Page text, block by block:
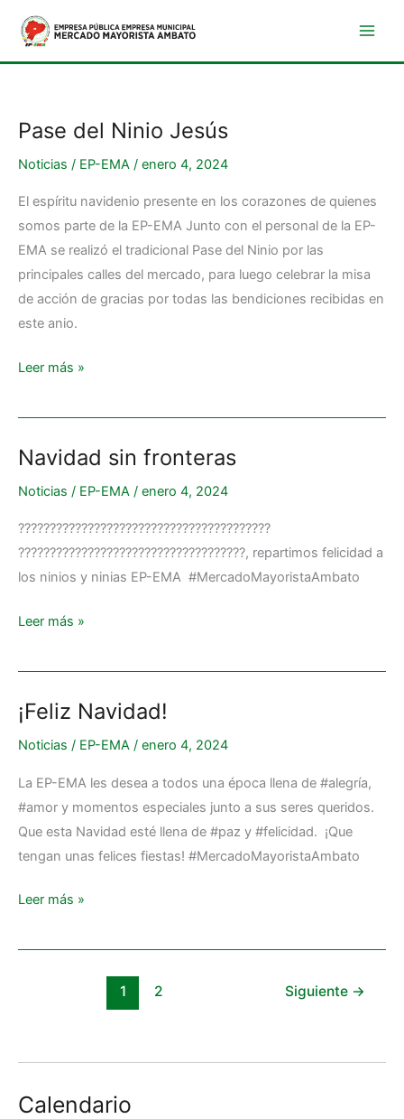
contenido
Pase del Ninio Jesús
Noticias / EP-EMA / enero 4, 2024
El espíritu navidenio presente en los corazones de quienes
somos parte de la EP-EMA Junto con el personal de la EP-
EMA se realizó el tradicional Pase del Ninio por las
principales calles del mercado, para luego celebrar la misa
de acción de gracias por todas las bendiciones recibidas en
este anio.
Pase
Jesús
Leer más »
Navidad sin fronteras
Noticias / EP-EMA / enero 4, 2024
????????????????????????????????????????
????????????????????????????????????, repartimos felicidad a
los ninios y ninias EP-EMA #MercadoMayoristaAmbato
Navidad
Leer más »
¡Feliz Navidad!
Noticias / EP-EMA / enero 4, 2024
La EP-EMA les desea a todos una época llena de #alegría,
#amor y momentos especiales junto a sus seres queridos.
Que esta Navidad esté llena de #paz y #felicidad. ¡Que
tengan unas felices fiestas! #MercadoMayoristaAmbato
¡Feliz
Leer más »
1 2 Siguiente →
Calendario